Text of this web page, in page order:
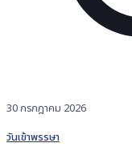
30 กรกฎาคม 2026
วันเข้าพรรษา